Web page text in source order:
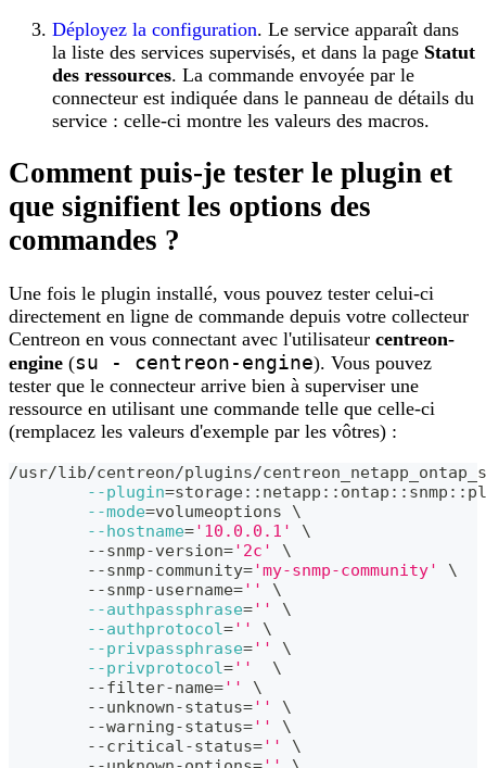
Déployez la configuration. Le service apparaît dans
la liste des services supervisés, et dans la page Statut
des ressources. La commande envoyée par le
connecteur est indiquée dans le panneau de détails du
service : celle-ci montre les valeurs des macros.
Comment puis-je tester le plugin et
que signifient les options des
commandes ?
Une fois le plugin installé, vous pouvez tester celui-ci
directement en ligne de commande depuis votre collecteur
Centreon en vous connectant avec l'utilisateur centreon-
engine (su - centreon-engine). Vous pouvez
tester que le connecteur arrive bien à superviser une
ressource en utilisant une commande telle que celle-ci
(remplacez les valeurs d'exemple par les vôtres) :
/usr/lib/centreon/plugins/
--plugin=
--mode=volumeoptions \
--hostname='10.0.0.1'
\
	--snmp-version
='2c'
\
	--snmp-community
='my-snmp-community'
\
	--snmp-username
=''
\
--authpassphrase=''
\
--authprotocol=''
\
--privpassphrase=''
\
--privprotocol=''
\
	--filter-name
=''
\
	--unknown-status
=''
\
	--warning-status
=''
\
	--critical-status
=''
\